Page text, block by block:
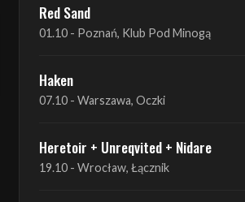
Red Sand
01.10 - Poznań, Klub Pod Minogą
Haken
07.10 - Warszawa, Oczki
Heretoir + Unreqvited + Nidare
19.10 - Wrocław, Łącznik